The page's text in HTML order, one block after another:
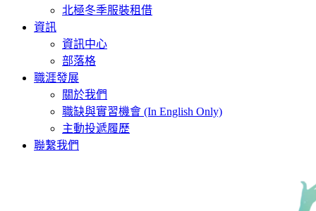
北極冬季服裝租借
資訊
資訊中心
部落格
職涯發展
關於我們
職缺與實習機會 (In English Only)
主動投遞履歷
聯繫我們